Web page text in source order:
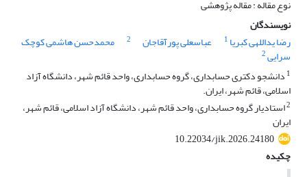
نوع مقاله : مقاله پژوهشی
نویسندگان
رضا یداللهی کبریا 1 عباسعلی پورآقاجان 2 محمدحسن هاشمی کوچک
سرایی2
1 دانشجو دکتری حسابداری، گروه حسابداری، واحد قائم شهر، دانشگاه آزاد
اسلامی، قائم شهر، ایران.
2استادیار گروه حسابداری، واحد قائم شهر، دانشگاه آزاد اسلامی، قائم شهر،
ایران
10.22034/jik.2026.24180
چکیده